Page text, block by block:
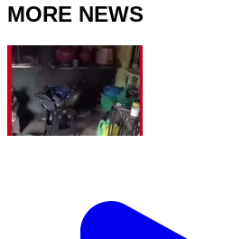
MORE NEWS